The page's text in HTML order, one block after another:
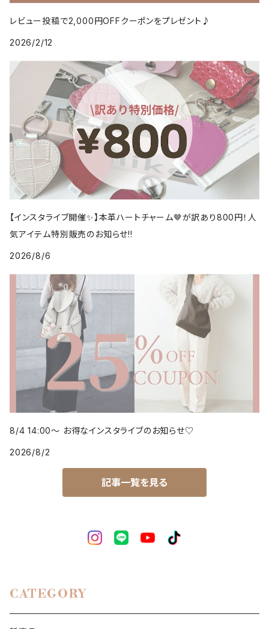
レビュー投稿で2,000円OFFクーポンをプレゼント♪
2026/2/12
【インスタライブ開催✨】本革ハートチャーム🤎が訳あり800円！人
気アイテム特別販売のお知らせ!!
2026/8/6
8/4 14:00～ お得なインスタライブのお知らせ♡
2026/8/2
記事一覧を見る
CATEGORY